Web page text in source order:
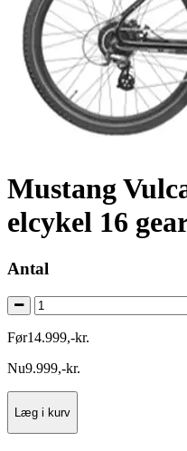
Mustang
elcykel 16
Antal
Før14.999,-kr.
Nu9.999,-kr.
Læg i kurv